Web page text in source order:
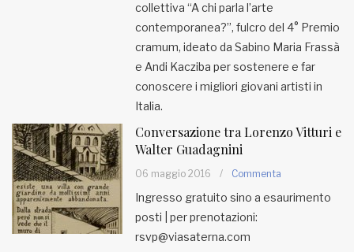
collettiva “A chi parla l’arte
contemporanea?”, fulcro del 4° Premio
cramum, ideato da Sabino Maria Frassà
e Andi Kacziba per sostenere e far
conoscere i migliori giovani artisti in
Italia.
Conversazione tra Lorenzo Vitturi e
Walter Guadagnini
06 maggio 2016 / Commenta
Ingresso gratuito sino a esaurimento
posti | per prenotazioni:
rsvp@viasaterna.com